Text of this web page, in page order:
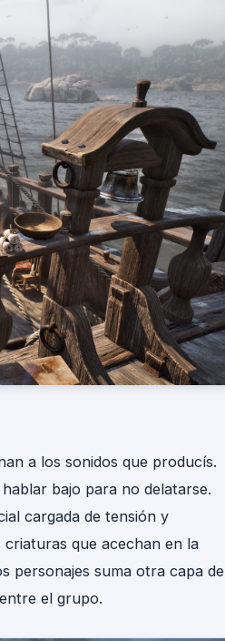
a los sonidos que producís.
bajo para no delatarse.
cargada de tensión y
que acechan en la
personajes suma otra capa de
el grupo.